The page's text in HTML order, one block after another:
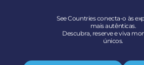
See Countries conecta-o às
mais autênticas.
Descubra, reserve e viva
únicos.